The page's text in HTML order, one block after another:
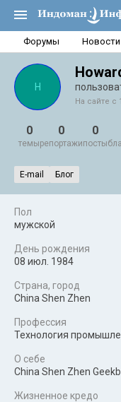
Форумы Новости
H
На сайте с
0
темы
0
репортажи
0
посты
E-mail Блог
Пол
мужской
День рождения
08 июл. 1984
Страна, город
China Shen Zhen
Профессия
Технология
О себе
China Shen Zhen
Жизненное кредо